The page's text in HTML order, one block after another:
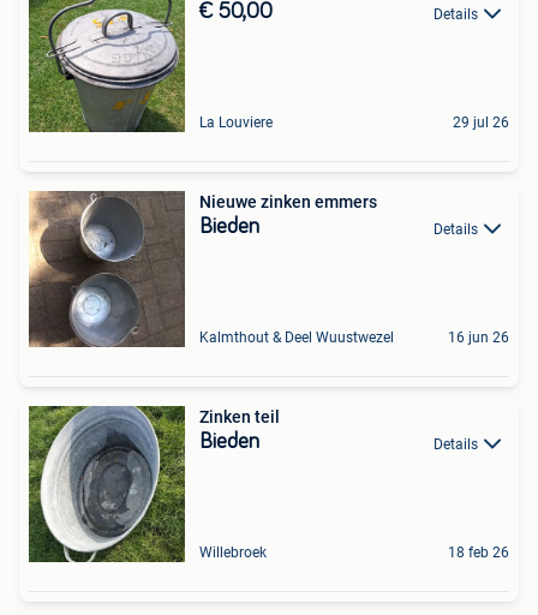
€ 50,00 Details
La Louviere 29 jul 26
Nieuwe zinken emmers
Bieden Details
Kalmthout & Deel Wuustwezel 16 jun 26
Zinken teil
Bieden Details
Willebroek 18 feb 26